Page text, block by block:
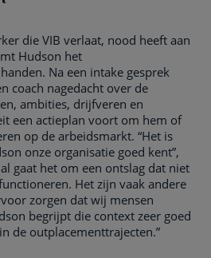
die VIB verlaat, nood heeft aan
Hudson het
Na een intake gesprek
coach nagedacht over de
ambities, drijfveren en
een actieplan voort om hem of
op de arbeidsmarkt. “Het is
onze organisatie goed kent”,
gaat het om een ontslag dat niet
Het zijn vaak andere
zorgen dat wij mensen
begrijpt die context zeer goed
de outplacementtrajecten.”